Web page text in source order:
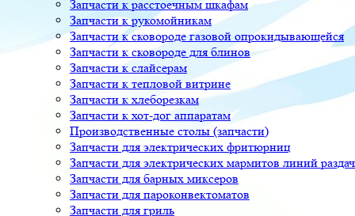
Запчасти к расстоечным шкафам
Запчасти к рукомойникам
Запчасти к сковороде газовой опрокидывающейся
Запчасти к сковороде для блинов
Запчасти к слайсерам
Запчасти к тепловой витрине
Запчасти к хлеборезкам
Запчасти к хот-дог аппаратам
Производственные столы (запчасти)
Запчасти для электрических фритюрниц
Запчасти для электрических мармитов линий
Запчасти для барных миксеров
Запчасти для пароконвектоматов
Запчасти для гриль